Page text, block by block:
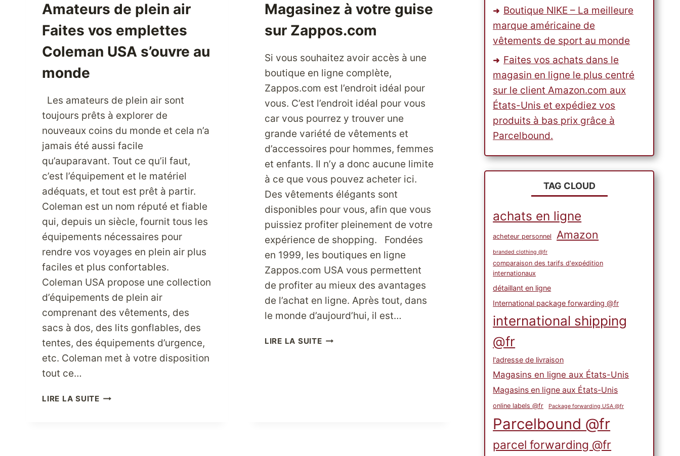
?
C’EST
PLUS
QUE
ET
DANS
MAGASINS
BEAUTY
ENCOUNTER
USA
Amateurs de plein air
Faites vos emplettes
Coleman USA s’ouvre au
monde
Les amateurs de plein air sont
toujours prêts à explorer de
nouveaux coins du monde et cela n’a
jamais été aussi facile
qu’auparavant. Tout ce qu’il faut,
c’est l’équipement et le matériel
adéquats, et tout est prêt à partir.
Coleman est un nom réputé et fiable
qui, depuis un siècle, fournit tous les
équipements nécessaires pour
rendre vos voyages en plein air plus
faciles et plus confortables.
Coleman USA propose une collection
d’équipements de plein air
comprenant des vêtements, des
sacs à dos, des lits gonflables, des
tentes, des équipements d’urgence,
etc. Coleman met à votre disposition
tout ce…
LIRE LA SUITEAMATEURS
Magasinez à votre guise
sur Zappos.com
Si vous souhaitez avoir accès à une
boutique en ligne complète,
Zappos.com est l’endroit idéal pour
vous. C’est l’endroit idéal pour vous
car vous pourrez y trouver une
grande variété de vêtements et
d’accessoires pour hommes, femmes
et enfants. Il n’y a donc aucune limite
à ce que vous pouvez acheter ici.
Des vêtements élégants sont
disponibles pour vous, afin que vous
puissiez profiter pleinement de votre
expérience de shopping. Fondées
en 1999, les boutiques en ligne
Zappos.com USA vous permettent
de profiter au mieux des avantages
de l’achat en ligne. Après tout, dans
le monde d’aujourd’hui, il est…
LIRE LA SUITEMAGASINEZ
Boutique NIKE – La meilleure
marque américaine de
vêtements de sport au monde
Faites vos achats dans le
magasin en ligne le plus centré
sur le client Amazon.com aux
États-Unis et expédiez vos
produits à bas prix grâce à
Parcelbound.
TAG CLOUD
achats en ligne
acheteur personnel Amazon
branded clothing @fr
comparaison des tarifs d'expédition
internationaux
détaillant en ligne
International package forwarding @fr
international shipping
@fr
l'adresse de livraison
Magasins en ligne aux États-Unis
Magasins en ligne aux États-Unis
online labels @fr Package forwarding USA @fr
Parcelbound @fr
parcel forwarding @fr